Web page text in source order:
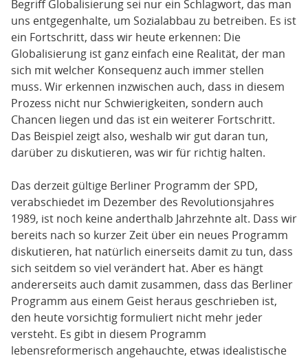
Begriff Globalisierung sei nur ein Schlagwort, das man
uns entgegenhalte, um Sozialabbau zu betreiben. Es ist
ein Fortschritt, dass wir heute erkennen: Die
Globalisierung ist ganz einfach eine Realität, der man
sich mit welcher Konsequenz auch immer stellen
muss. Wir erkennen inzwischen auch, dass in diesem
Prozess nicht nur Schwierigkeiten, sondern auch
Chancen liegen und das ist ein weiterer Fortschritt.
Das Beispiel zeigt also, weshalb wir gut daran tun,
darüber zu diskutieren, was wir für richtig halten.
Das derzeit gültige Berliner Programm der SPD,
verabschiedet im Dezember des Revolutionsjahres
1989, ist noch keine anderthalb Jahrzehnte alt. Dass wir
bereits nach so kurzer Zeit über ein neues Programm
diskutieren, hat natürlich einerseits damit zu tun, dass
sich seitdem so viel verändert hat. Aber es hängt
andererseits auch damit zusammen, dass das Berliner
Programm aus einem Geist heraus geschrieben ist,
den heute vorsichtig formuliert nicht mehr jeder
versteht. Es gibt in diesem Programm
lebensreformerisch angehauchte, etwas idealistische